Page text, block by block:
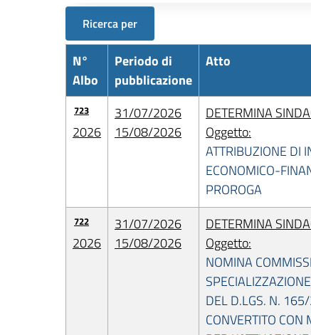
Ricerca per
N°
Albo
Periodo di
pubblicazione
Atto
723
2026
31/07/2026
15/08/2026
DETERMINA
Oggetto:
ATTRIBUZIONE DI
ECONOMICO-
PROROGA
722
2026
31/07/2026
15/08/2026
DETERMINA
Oggetto:
NOMINA
DEL D.LGS. N.
CONVERTITO